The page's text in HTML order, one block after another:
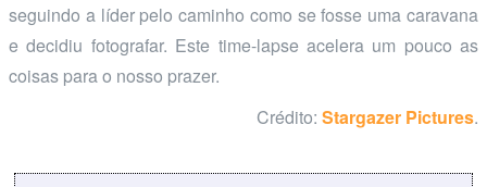
seguindo a líder pelo caminho como se fosse uma caravana
e decidiu fotografar. Este time-lapse acelera um pouco as
coisas para o nosso prazer.
Crédito: Stargazer Pictures.